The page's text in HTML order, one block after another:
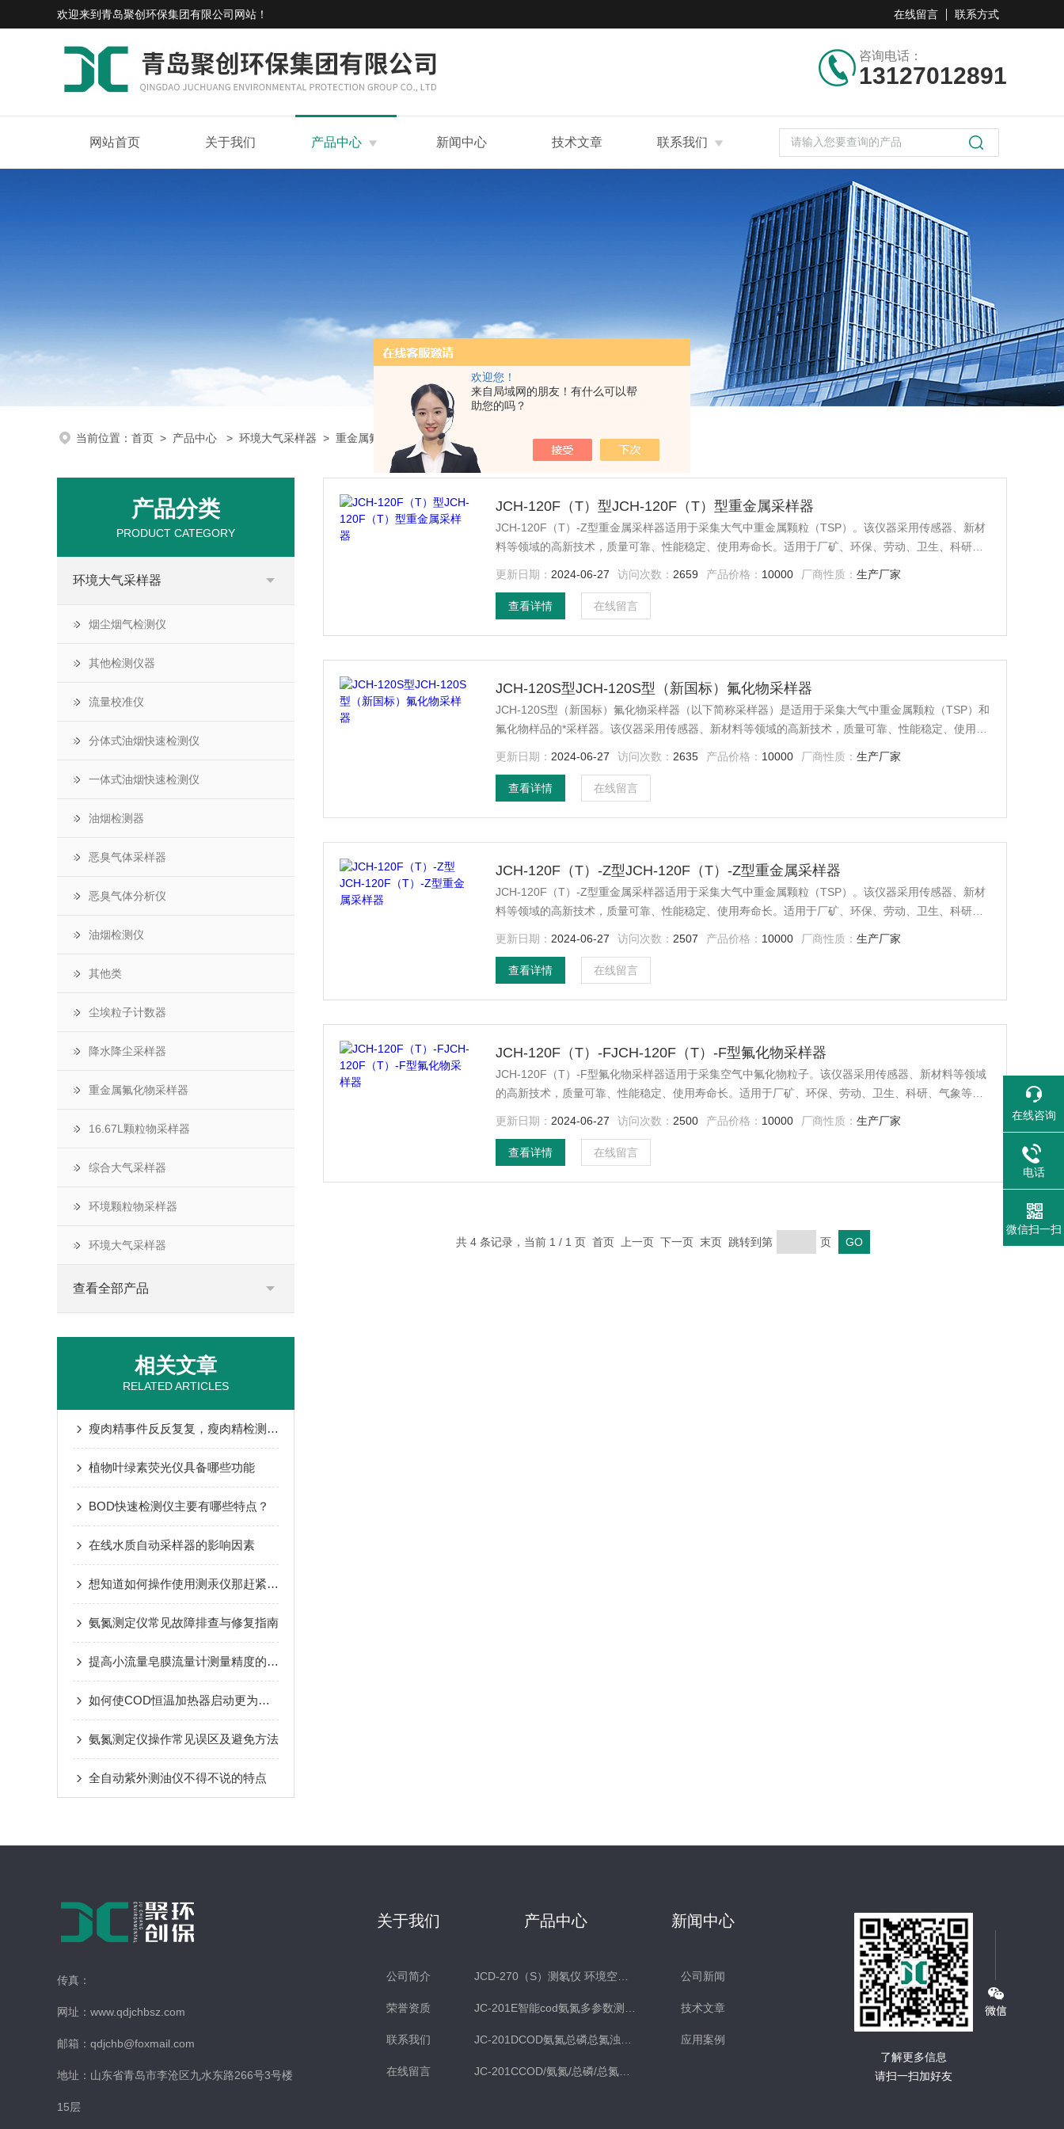
欢迎您！
来自局域网的朋友！有什么可以帮
助您的吗？
欢迎来到青岛聚创环保集团有限公司网站 ！ 在线留言 联系方式
咨询电话：
13127012891
网站首页 关于我们 产品中心 新闻中心 技术文章 联系我们
当前位置： 首页 > 产品中心 > 环境大气采样器 > 重金属氟化物采样器
产品分类
PRODUCT CATEGORY
环境大气采样器
烟尘烟气检测仪
其他检测仪器
流量校准仪
分体式油烟快速检测仪
一体式油烟快速检测仪
油烟检测器
恶臭气体采样器
恶臭气体分析仪
油烟检测仪
其他类
尘埃粒子计数器
降水降尘采样器
重金属氟化物采样器
16.67L颗粒物采样器
综合大气采样器
环境颗粒物采样器
环境大气采样器
查看全部产品
相关文章
RELATED ARTICLES
瘦肉精事件反反复复，瘦肉精检测仪帮您查清问题
植物叶绿素荧光仪具备哪些功能
BOD快速检测仪主要有哪些特点？
在线水质自动采样器的影响因素
想知道如何操作使用测汞仪那赶紧看看本篇吧
氨氮测定仪常见故障排查与修复指南
提高小流量皂膜流量计测量精度的关键要素
如何使COD恒温加热器启动更为安全可靠?
氨氮测定仪操作常见误区及避免方法
全自动紫外测油仪不得不说的特点
JCH-120F（T）型JCH-120F（T）型重金属采样器
JCH-120F（T）-Z型重金属采样器适用于采集大气中重金属颗粒（TSP）。该仪器采用传感器、新材
料等领域的高新技术，质量可靠、性能稳定、使用寿命长。适用于厂矿、环保、劳动、卫生、科研、
更新日期： 2024-06-27 访问次数： 2659 产品价格： 10000 厂商性质：生产厂家
查看详情 在线留言
JCH-120S型JCH-120S型（新国标）氟化物采样器
JCH-120S型（新国标）氟化物采样器（以下简称采样器）是适用于采集大气中重金属颗粒（TSP）和
氟化物样品的*采样器。该仪器采用传感器、新材料等领域的高新技术，质量可靠、性能稳定、使用寿
更新日期： 2024-06-27 访问次数： 2635 产品价格： 10000 厂商性质：生产厂家
查看详情 在线留言
JCH-120F（T）-Z型JCH-120F（T）-Z型重金属采样器
JCH-120F（T）-Z型重金属采样器适用于采集大气中重金属颗粒（TSP）。该仪器采用传感器、新材
料等领域的高新技术，质量可靠、性能稳定、使用寿命长。适用于厂矿、环保、劳动、卫生、科研、
更新日期： 2024-06-27 访问次数： 2507 产品价格： 10000 厂商性质：生产厂家
查看详情 在线留言
JCH-120F（T）-FJCH-120F（T）-F型氟化物采样器
JCH-120F（T）-F型氟化物采样器适用于采集空气中氟化物粒子。该仪器采用传感器、新材料等领域
的高新技术，质量可靠、性能稳定、使用寿命长。适用于厂矿、环保、劳动、卫生、科研、气象等有
更新日期： 2024-06-27 访问次数： 2500 产品价格： 10000 厂商性质：生产厂家
查看详情 在线留言
共 4 条记录，当前 1 / 1 页 首页 上一页 下一页 末页 跳转到第 页
传真：
网址：www.qdjchbsz.com
邮箱：qdjchb@foxmail.com
地址：山东省青岛市李沧区九水东路266号3号楼
15层
关于我们
公司简介
荣誉资质
联系我们
在线留言
产品中心 新闻中心
公司新闻
技术文章
应用案例
了解更多信息
请扫一扫加好友
在线咨询
电话
微信扫一扫